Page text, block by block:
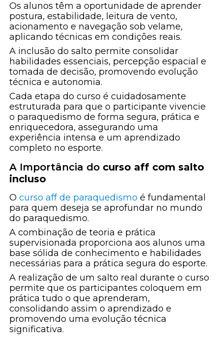
Os alunos têm a oportunidade de aprender
postura, estabilidade, leitura de vento,
acionamento e navegação sob velame,
aplicando técnicas em condições reais.
A inclusão do salto permite consolidar
habilidades essenciais, percepção espacial e
tomada de decisão, promovendo evolução
técnica e autonomia.
Cada etapa do curso é cuidadosamente
estruturada para que o participante vivencie
o paraquedismo de forma segura, prática e
enriquecedora, assegurando uma
experiência intensa e um aprendizado
completo no esporte.
A Importância do curso aff com salto
incluso
Ocurso aff de paraquedismo é fundamental
para quem deseja se aprofundar no mundo
do paraquedismo.
A combinação de teoria e prática
supervisionada proporciona aos alunos uma
base sólida de conhecimento e habilidades
necessárias para a prática segura do esporte.
A realização de um salto real durante o curso
permite que os participantes coloquem em
prática tudo o que aprenderam,
consolidando assim o aprendizado e
promovendo uma evolução técnica
significativa.